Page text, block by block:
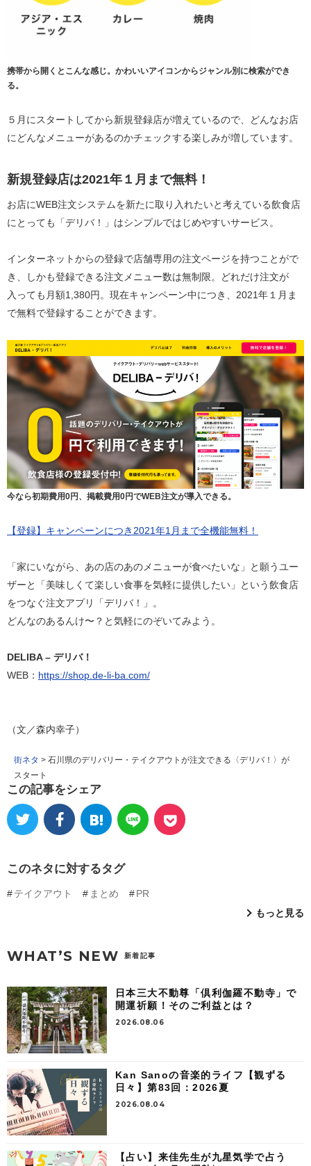
携帯から開くとこんな感じ。かわいいアイコンからジャンル別に検索ができ
る。
５月にスタートしてから新規登録店が増えているので、どんなお店
にどんなメニューがあるのかチェックする楽しみが増しています。
新規登録店は2021年１月まで無料！
お店にWEB注文システムを新たに取り入れたいと考えている飲食店
にとっても「デリバ！」はシンプルではじめやすいサービス。
インターネットからの登録で店舗専用の注文ページを持つことがで
き、しかも登録できる注文メニュー数は無制限。どれだけ注文が
入っても月額1,380円。現在キャンペーン中につき、2021年１月ま
で無料で登録することができます。
今なら初期費用0円、掲載費用0円でWEB注文が導入できる。
【登録】キャンペーンにつき2021年1月まで全機能無料！
「家にいながら、あの店のあのメニューが食べたいな」と願うユー
ザーと「美味しくて楽しい食事を気軽に提供したい」という飲食店
をつなぐ注文アプリ「デリバ！」。
どんなのあるんけ〜？と気軽にのぞいてみよう。
DELIBA – デリバ！
WEB： https://shop.de-li-ba.com/
（文／森内幸子）
街ネタ > 石川県のデリバリー・テイクアウトが注文できる〈デリバ！〉が
スタート
この記事をシェア
このネタに対するタグ
テイクアウト まとめ
PR
もっと見る
WHAT’S NEW 新着記事
日本三大不動尊「倶利伽羅不動寺」で
開運祈願！そのご利益とは？
2026.08.06
Kan Sanoの音楽的ライフ【観ずる
日々】第83回：2026夏
2026.08.04
【占い】来佳先生が九星気学で占う